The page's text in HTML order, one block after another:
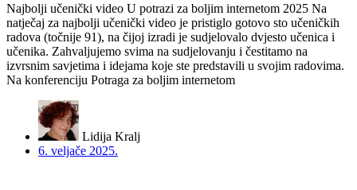
Najbolji učenički video U potrazi za boljim internetom 2025 Na
natječaj za najbolji učenički video je pristiglo gotovo sto učeničkih
radova (točnije 91), na čijoj izradi je sudjelovalo dvjesto učenica i
učenika. Zahvaljujemo svima na sudjelovanju i čestitamo na
izvrsnim savjetima i idejama koje ste predstavili u svojim radovima.
Na konferenciju Potraga za boljim internetom
Lidija Kralj
6. veljače 2025.